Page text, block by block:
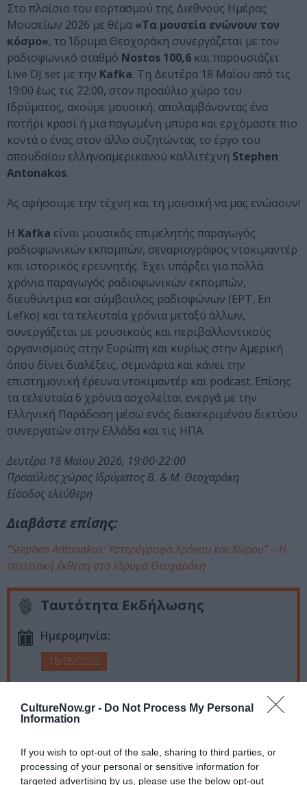
CultureNow.gr - Do Not Process My Personal
Information
If you wish to opt-out of the sale, sharing to third parties, or
processing of your personal or sensitive information for
targeted advertising by us, please use the below opt-out
Στο πλαίσιο του εορτασμού της Διεθνούς Ημέρας
Μουσείων 2026 με θέμα «Τα μουσεία ενώνουν τον
κόσμο», το Ίδρυμα Θεοχαράκη συνεργάζεται με τον
ραδιοφωνικό σταθμό Nostos 100,6 και παρουσιάζει
Live DJ set με την Kafka. Τη Δευτέρα 18 Μαΐου από τις
19:00 έως τις 22:00, στον προαύλιο χώρο του
Ιδρύματος, ακούμε μουσική, απολαμβάνοντας ένα
ποτήρι κρασί ή μια παγωμένη μπύρα και ερχόμαστε πιο
κοντά ο ένας στον άλλο συζητώντας το έργο του
σπουδαίου ελληνοαμερικανού καλλιτέχνη Stephen
Antonakos.
Ας αφήσουμε την τέχνη και τη μουσική να μας ενώσουν!
H Kafka είναι μουσικός επιμελητής παραγωγός
ραδιοφωνικών εκπομπών, σεναριογράφος ντοκιμαντέρ
και ιστορικός ερευνητής. Έχει υπάρξει για πολλά
χρόνια παραγωγός ραδιοφωνικών εκπομπών,
διευθύντρια και σύμβουλος ραδιοφώνων (ΕΡΤ, Εn
Lefko) και τα τελευταία χρόνια μεταξύ άλλων,
συνεργάζεται με μουσικούς και περιβαλλοντικούς
οργανισμούς στην Ευρώπη και κυρίως στην Αμερική
όπου δίνει διαλέξεις, σεμινάρια και κάνει την
επιστημονική έρευνα ντοκιμαντέρ και podcast. Επίσης
τα τελευταία 6 χρόνια ασχολείται ενεργά με την
Ελληνική Παράδοση μέσω ενός διακεκριμένου δικτύου
συνεργατών στην Ελλάδα και τις ΗΠΑ.
Δευτέρα 18 Μαΐου 2026, 19:00-22:00
Προαύλιος χώρος Ιδρύματος Β. & Μ. Θεοχαράκη
Είσοδος ελεύθερη
Διαβάστε επίσης:
“Stephen Antonakos: Υστερόγραφα Χρόνου και Χώρου” – Η
επετειακή έκθεση στο Ίδρυμα Θεοχαράκη
Ταυτότητα Εκδήλωσης
Ημερομηνία:
18/05/2026
Ίδρυμα Β. & Μ. Θεοχαράκη, Βασιλίσσης Σοφίας 9 &
Ίδρυμα Εικαστικών Τεχνών & Μουσικής Β & Μ
Θεοχαράκη